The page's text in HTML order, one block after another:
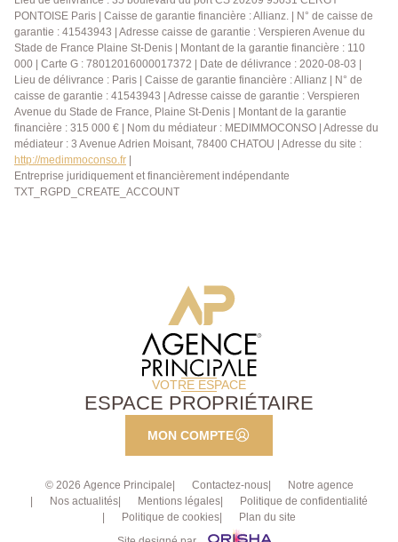
par ses beaux volumes au sol, sa luminosité, son
agencement fonctionnel et son ambiance
particulièrement chaleureuse, rare sur le marché
versaillais. Un bien au charme fou. À visiter sans
tarder. Exclusivité.
PONTOISE Paris | Caisse de garantie financière : Allianz. | N° de caisse de
garantie : 41543943 | Adresse caisse de garantie : Verspieren Avenue du
Stade de France Plaine St-Denis | Montant de la garantie financière : 110
000 | Carte G : 78012016000017372 | Date de délivrance : 2020-08-03 |
Lieu de délivrance : Paris | Caisse de garantie financière : Allianz | N° de
caisse de garantie : 41543943 | Adresse caisse de garantie : Verspieren
Avenue du Stade de France, Plaine St-Denis | Montant de la garantie
financière : 315 000 € | Nom du médiateur : MEDIMMOCONSO | Adresse du
médiateur : 3 Avenue Adrien Moisant, 78400 CHATOU | Adresse du site :
http://medimmoconso.fr
Entreprise juridiquement et financièrement indépendante
TXT_RGPD_CREATE_ACCOUNT
VOTRE ESPACE
ESPACE PROPRIÉTAIRE
MON COMPTE
© 2026 Agence Principale Contactez-nous
Notre agence
Nos actualités
Mentions légales
Politique de confidentialité
Politique de cookies
Plan du site